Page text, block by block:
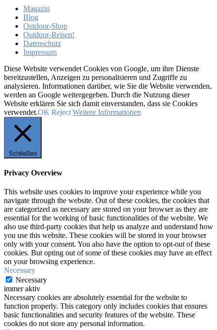
Magazin
Blog
Outdoor-Shop
Outdoor-Reisen!
Datenschutz
Impressum
Diese Website verwendet Cookies von Google, um ihre Dienste
bereitzustellen, Anzeigen zu personalisieren und Zugriffe zu
analysieren. Informationen darüber, wie Sie die Website verwenden,
werden an Google weitergegeben. Durch die Nutzung dieser
Website erklären Sie sich damit einverstanden, dass sie Cookies
verwendet.OK Reject Weitere Informationen
Schließen
Privacy Overview
This website uses cookies to improve your experience while you
navigate through the website. Out of these cookies, the cookies that
are categorized as necessary are stored on your browser as they are
essential for the working of basic functionalities of the website. We
also use third-party cookies that help us analyze and understand how
you use this website. These cookies will be stored in your browser
only with your consent. You also have the option to opt-out of these
cookies. But opting out of some of these cookies may have an effect
on your browsing experience.
Necessary
Necessary
immer aktiv
Necessary cookies are absolutely essential for the website to
function properly. This category only includes cookies that ensures
basic functionalities and security features of the website. These
cookies do not store any personal information.